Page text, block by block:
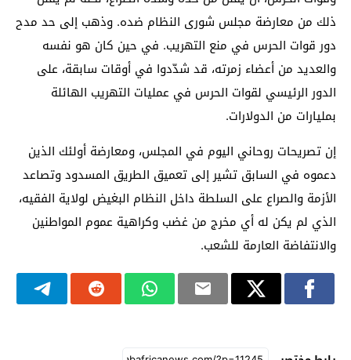
ذلك من معارضة مجلس شورى النظام ضده. وذهب إلى حد مدح
دور قوات الحرس في منع التهريب. في حين كان هو نفسه
والعديد من أعضاء زمرته، قد شدّدوا في أوقات سابقة، على
الدور الرئيسي لقوات الحرس في عمليات التهريب الهائلة
بمليارات من الدولارات.
إن تصريحات روحاني اليوم في المجلس، ومعارضة أولئك الذين
دعموه في السابق تشير إلى تعميق الطريق المسدود وتصاعد
الأزمة والصراع على السلطة داخل النظام البغيض لولاية الفقيه،
الذي لم يكن له أي مخرج من غضب وكراهية عموم المواطنين
والانتفاضة العارمة للشعب.